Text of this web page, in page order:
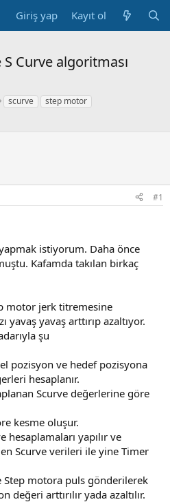
Giriş yap Kayıt ol
Curve algoritması
E
e
scurve
step motor
#1
istiyorum. Daha önce
Kafamda takılan birkaç
motor jerk titremesine
yavaş yavaş arttırıp azaltıyor.
şu
pozisyon ve hedef pozisyona
hesaplanır.
Scurve değerlerine göre
kesme oluşur.
hesaplamaları yapılır ve
Scurve verileri ile yine Timer
Step motora puls gönderilerek
değeri arttırılır yada azaltılır.